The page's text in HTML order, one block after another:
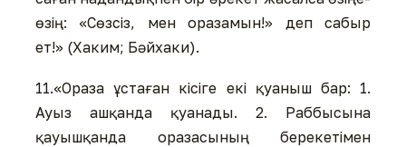
өзің: «Сөзсіз, мен оразамын!» деп сабыр
ет!» (Хаким; Бәйхаки).
11.«Ораза ұстаған кісіге екі қуаныш бар: 1.
Ауыз ашқанда қуанады. 2. Раббысына
қауышқанда оразасының берекетімен